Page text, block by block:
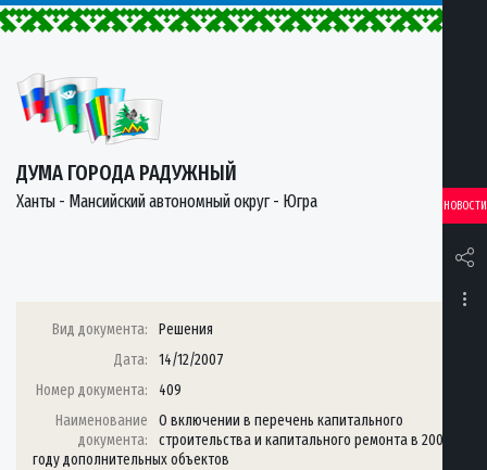
ДУМА ГОРОДА РАДУЖНЫЙ
Ханты - Мансийский автономный округ - Югра НОВОСТИ
Вид документа:
Решения
Дата:
14/12/2007
Номер документа:
409
Наименование
документа:
О включении в перечень капитального
строительства и капитального ремонта в 2007
году дополнительных объектов